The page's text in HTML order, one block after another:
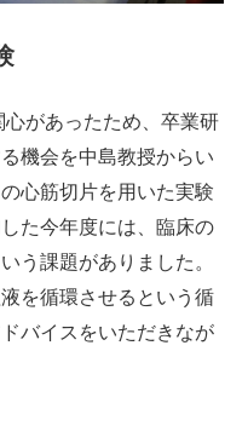
があったため、卒業研
機会を中島教授からい
心筋切片を用いた実験
た今年度には、臨床の
う課題がありました。
を循環させるという循
バイスをいただきなが